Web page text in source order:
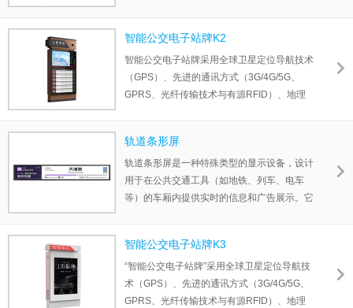
乘客提供实时准确的车辆到站预报、多媒体视
频播放、实时视频监控、乘客反馈建议和多种
信息发布服务。
智能公交电子站牌K2
智能公交电子站牌采用全球卫星定位导航技术
（GPS）、先进的通讯方式（3G/4G/5G、
GPRS、光纤传输技术与有源RFID）、地理
乘客提供实时准确的车辆到站预报、多媒体视
频播放、实时视频监控、乘客反馈建议和多种
信息发布服务。
轨道条形屏
轨道条形屏是一种特殊类型的显示设备，设计
用于在公共交通工具（如地铁、列车、电车
等）的车厢内提供实时的信息和广告展示。它
轨道条形屏为乘客提供了实时信息和吸引人的
广告展示，提升了乘客的乘车体验，并为广告
商提供了一个有效的推广渠道。它们在公共交
通工具中广泛应用，为乘客提供了方便的信息
智能公交电子站牌K3
“智能公交电子站牌”采用全球卫星定位导航技
术（GPS）、先进的通讯方式（3G/4G/5G、
GPRS、光纤传输技术与有源RFID）、地理